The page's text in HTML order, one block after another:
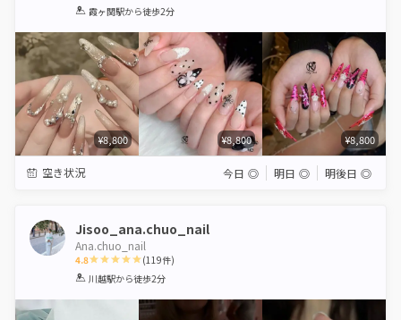
1 2 3 4 5
霞ヶ関駅から徒歩2分
¥8,800 ¥8,800 ¥8,800
空き状況 今日 ◎ 明日 ◎ 明後日 ◎
Jisoo_ana.chuo_nail
Ana.chuo_nail
4.8
1 2 3 4 5
(119件)
川越駅から徒歩2分